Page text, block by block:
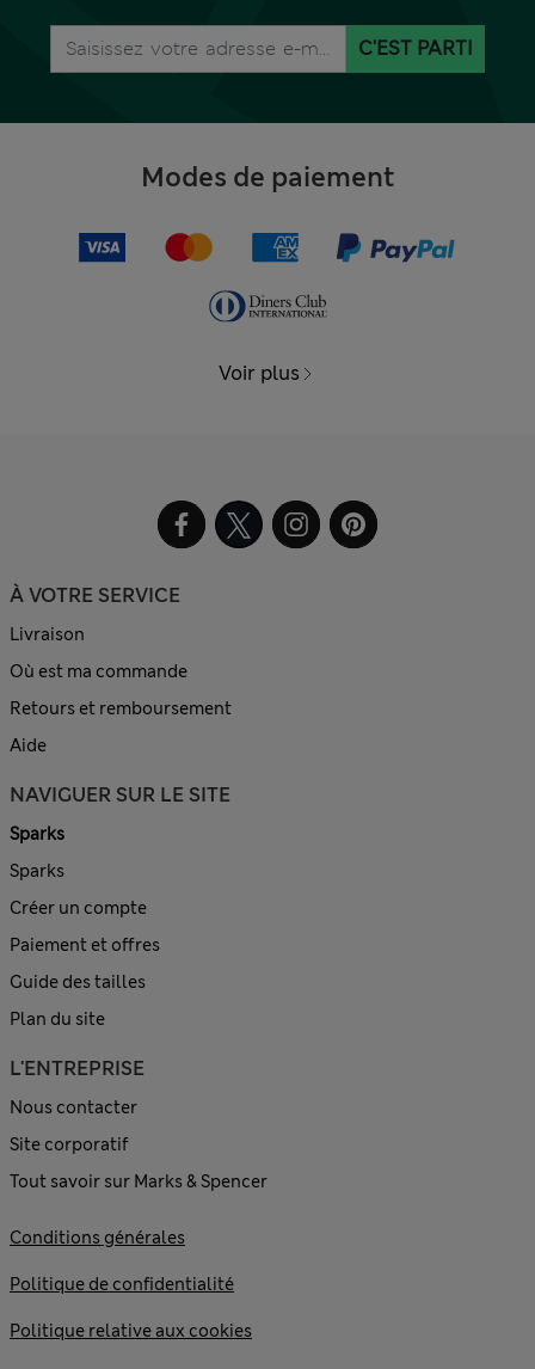
C'EST PARTI
Modes de paiement
Voir plus
À VOTRE SERVICE
Livraison
Où est ma commande
Retours et remboursement
Aide
NAVIGUER SUR LE SITE
Sparks
Sparks
Créer un compte
Paiement et offres
Guide des tailles
Plan du site
L'ENTREPRISE
Nous contacter
Site corporatif
Tout savoir sur Marks & Spencer
Conditions générales
Politique de confidentialité
Politique relative aux cookies